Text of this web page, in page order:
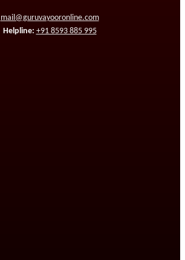
mail@guruvayooronline.com
Helpline: +91 8593 885 995